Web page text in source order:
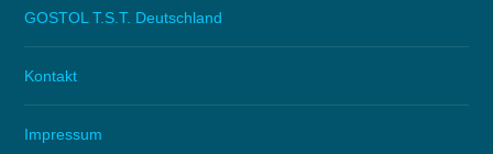
GOSTOL T.S.T. Deutschland
Kontakt
Impressum